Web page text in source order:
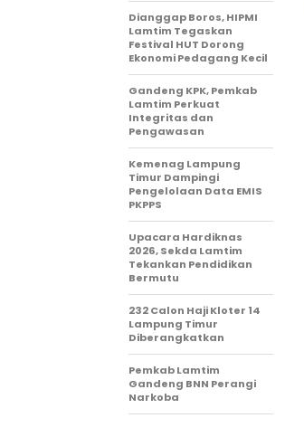
Dianggap Boros, HIPMI
Lamtim Tegaskan
Festival HUT Dorong
Ekonomi Pedagang Kecil
Gandeng KPK, Pemkab
Lamtim Perkuat
Integritas dan
Pengawasan
Kemenag Lampung
Timur Dampingi
Pengelolaan Data EMIS
PKPPS
Upacara Hardiknas
2026, Sekda Lamtim
Tekankan Pendidikan
Bermutu
232 Calon Haji Kloter 14
Lampung Timur
Diberangkatkan
Pemkab Lamtim
Gandeng BNN Perangi
Narkoba